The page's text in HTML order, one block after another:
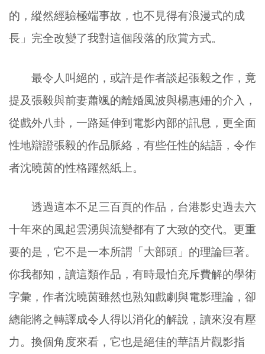
的，縱然經驗極端事故，也不見得有浪漫式的成
長」完全改變了我對這個段落的欣賞方式。
最令人叫絕的，或許是作者談起張毅之作，竟
提及張毅與前妻蕭颯的離婚風波與楊惠姍的介入，
從戲外八卦，一路延伸到電影內部的訊息，更全面
性地辯證張毅的作品脈絡，有些任性的結語，令作
者沈曉茵的性格躍然紙上。
透過這本不足三百頁的作品，台港影史過去六
十年來的風起雲湧與流變都有了大致的交代。更重
要的是，它不是一本所謂「大部頭」的理論巨著。
你我都知，讀這類作品，有時最怕充斥費解的學術
字彙，作者沈曉茵雖然也熟知戲劇與電影理論，卻
總能將之轉譯成令人得以消化的解說，讀來沒有壓
力。換個角度來看，它也是絕佳的華語片觀影指